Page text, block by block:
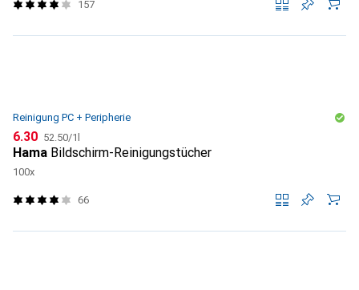
157
Reinigung PC + Peripherie
CHF
6.30 CHF
52.50/1l
Hama Bildschirm-Reinigungstücher
100x
66